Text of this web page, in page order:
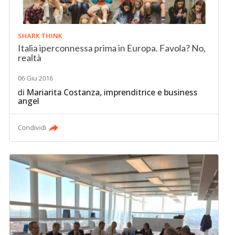
SHARK THINK
Italia iperconnessa prima in Europa. Favola? No,
realtà
06 Giu 2016
di Mariarita Costanza, imprenditrice e business
angel
Condividi